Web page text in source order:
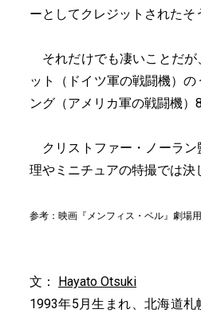
ーとしてクレジットされたそ
それだけでも凄いことだが
ット（ドイツ軍の戦闘機）
ング（アメリカ軍の戦闘機）
クリストファー・ノーラン
理やミニチュアの特撮では決
参考：映画『メンフィス・ベル』劇場
文： Hayato Otsuki
1993年5月生まれ、北海道